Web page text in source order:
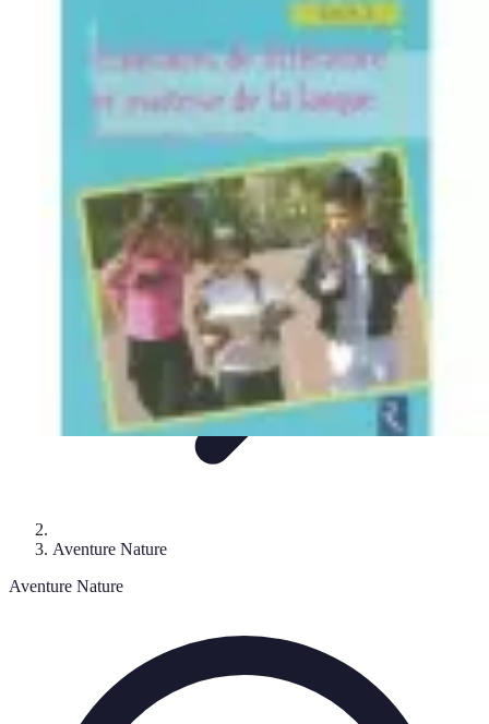
RandonnéeTendances
Itinéraires Insolites
Aventure Nature
Aventure Nature